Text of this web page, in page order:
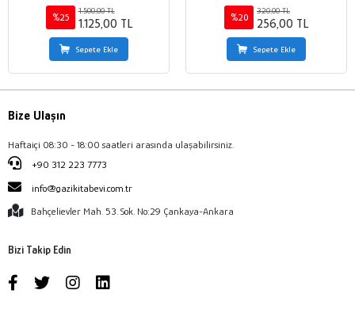
%25
1.500,00 TL
1.125,00 TL
Sepete Ekle
%20
320,00 TL
256,00 TL
Sepete Ekle
Bize Ulaşın
Haftaiçi 08:30 - 18:00 saatleri arasında ulaşabilirsiniz.
+90 312 223 7773
info@gazikitabevi.com.tr
Bahçelievler Mah. 53. Sok. No:29 Çankaya-Ankara
Bizi Takip Edin